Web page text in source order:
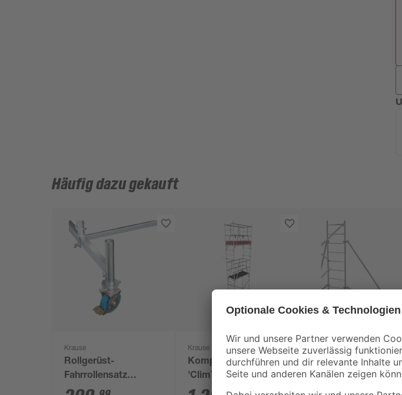
Häufig dazu gekauft
Krause
Rollgerüst-
Fahrrollensatz
höhenverstellbar Ø
Krause
Komplettgerüst
'ClimTec'
Krause
Ausleger für
Grundgerüst
System' 2,6